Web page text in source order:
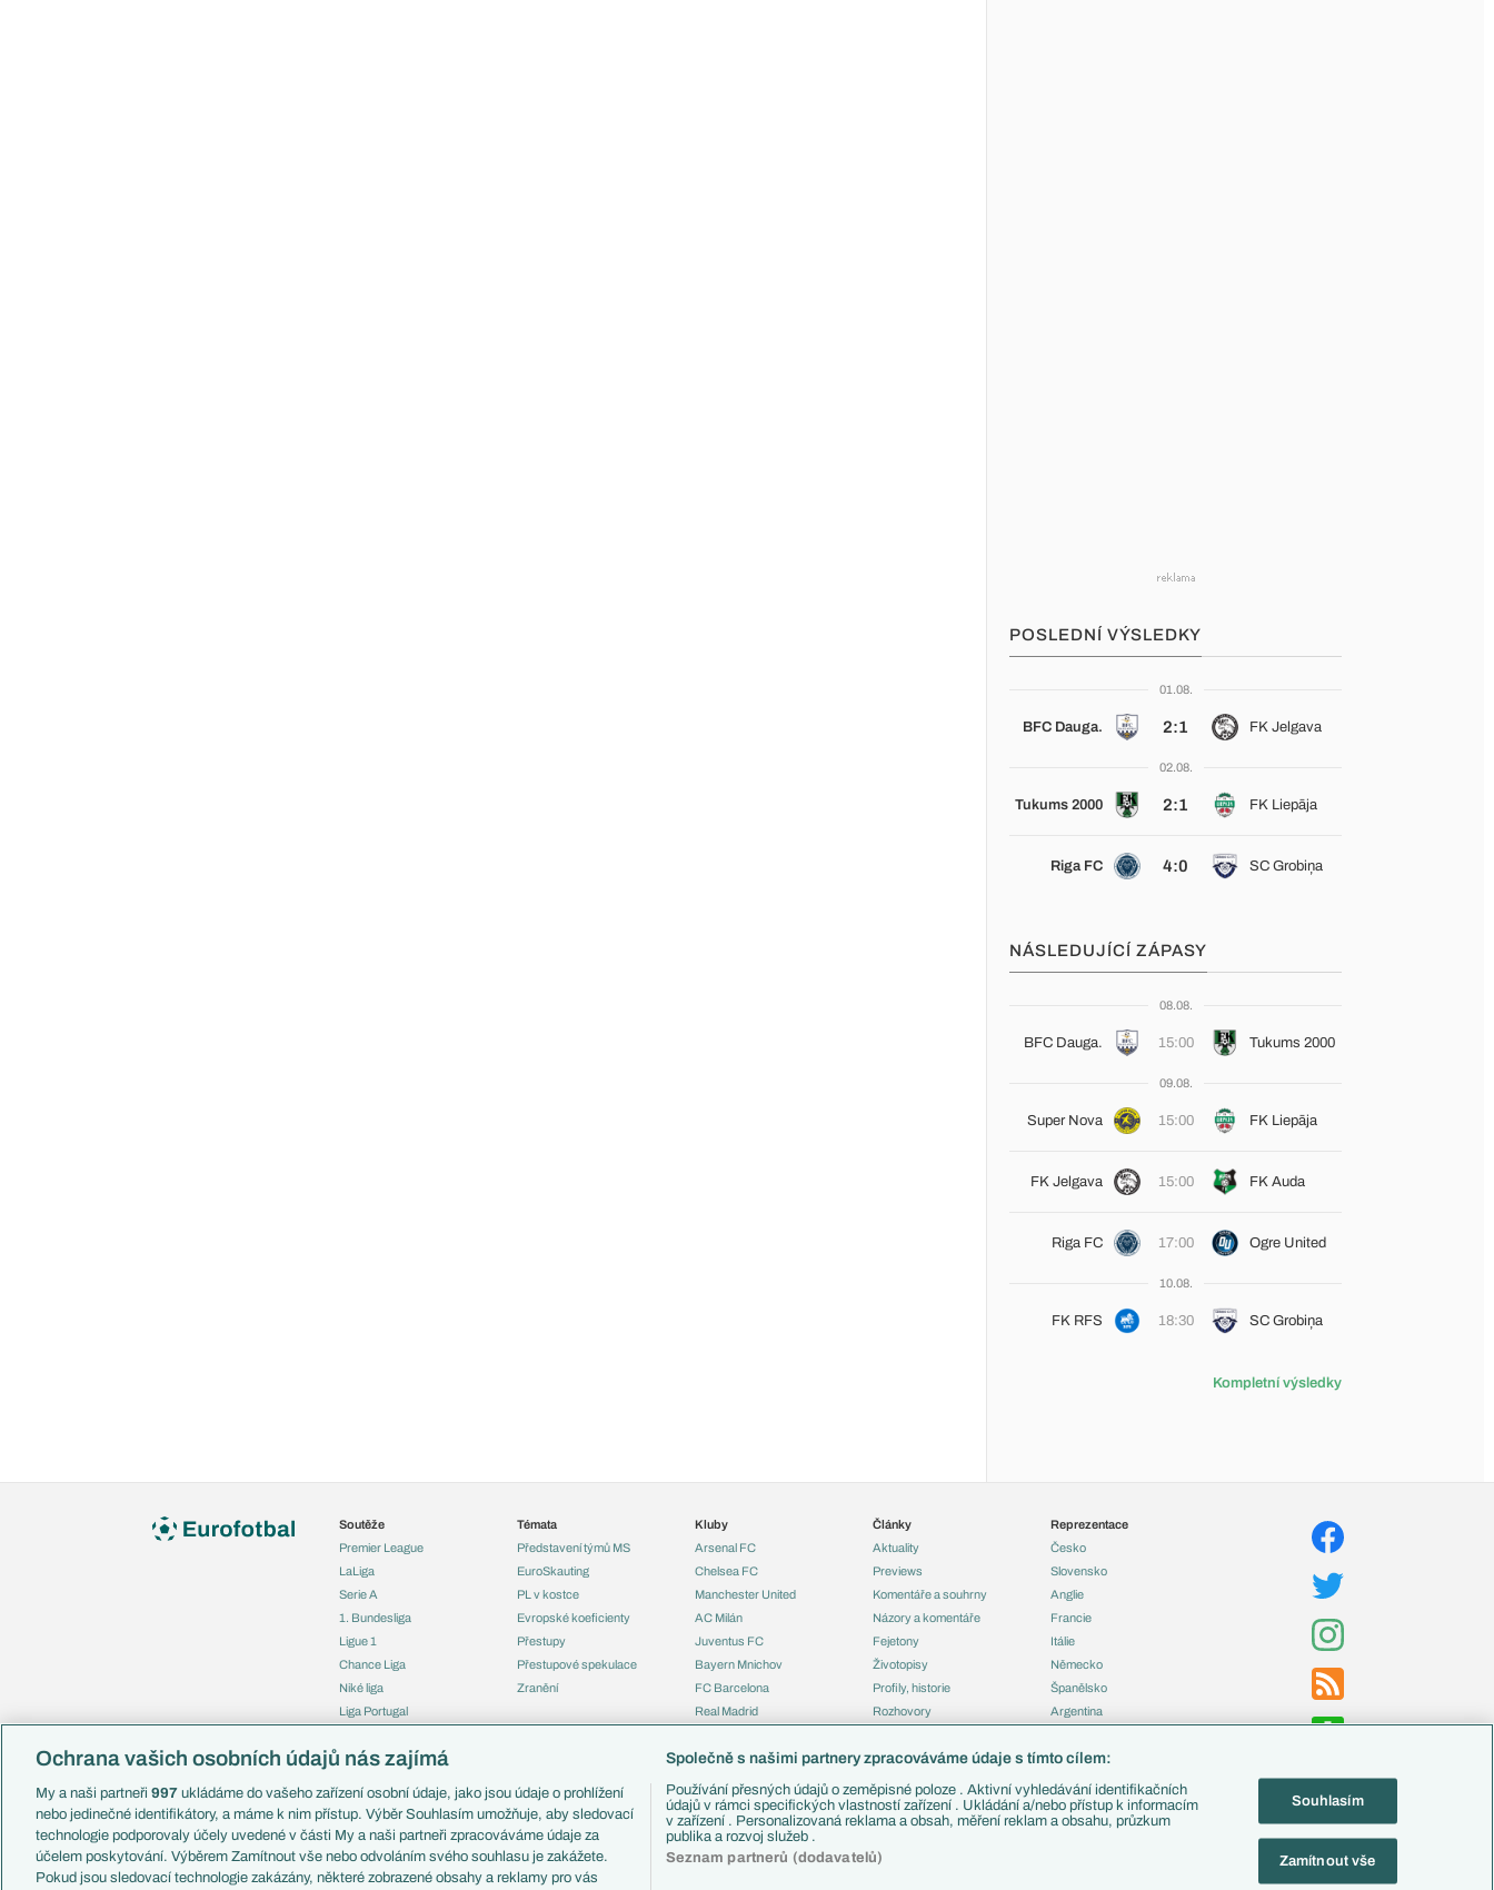
POSLEDNÍ VÝSLEDKY
01.08.
BFC Dauga. 2:1 FK Jelgava
02.08.
Tukums 2000 2:1 FK Liepāja
Riga FC 4:0 SC Grobiņa
NÁSLEDUJÍCÍ ZÁPASY
08.08.
BFC Dauga. 15:00 Tukums 2000
09.08.
Super Nova 15:00 FK Liepāja
FK Jelgava 15:00 FK Auda
Riga FC 17:00 Ogre United
10.08.
FK RFS 18:30 SC Grobiņa
Kompletní výsledky
Soutěže
Premier League
LaLiga
Serie A
1. Bundesliga
Ligue 1
Chance Liga
Niké liga
Liga Portugal
Liga mistrů
Mistrovství světa
Liga národů
Témata
Představení týmů MS
EuroSkauting
PL v kostce
Evropské koeficienty
Přestupy
Přestupové spekulace
Zranění
Kluby
Arsenal FC
Chelsea FC
Manchester United
AC Milán
Juventus FC
Bayern Mnichov
FC Barcelona
Real Madrid
Články
Aktuality
Previews
Komentáře a souhrny
Názory a komentáře
Fejetony
Životopisy
Profily, historie
Rozhovory
Reprezentace
Česko
Slovensko
Anglie
Francie
Itálie
Německo
Španělsko
Argentina
Zápasy
Livescore
Ochrana vašich osobních údajů nás zajímá
My a naši partneři 997 ukládáme do vašeho zařízení osobní údaje, jako jsou údaje o prohlížení
nebo jedinečné identifikátory, a máme k nim přístup. Výběr Souhlasím umožňuje, aby sledovací
technologie podporovaly účely uvedené v části My a naši partneři zpracováváme údaje za
účelem poskytování. Výběrem Zamítnout vše nebo odvoláním svého souhlasu je zakážete.
Pokud jsou sledovací technologie zakázány, některé zobrazené obsahy a reklamy pro vás
Společně s našimi partnery zpracováváme údaje s tímto cílem:
Používání přesných údajů o zeměpisné poloze . Aktivní vyhledávání identifikačních
údajů v rámci specifických vlastností zařízení . Ukládání a/nebo přístup k informacím
v zařízení . Personalizovaná reklama a obsah, měření reklam a obsahu, průzkum
publika a rozvoj služeb .
Seznam partnerů (dodavatelů)
Souhlasím
Zamítnout vše